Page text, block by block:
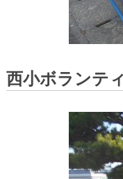
西小ボランテ